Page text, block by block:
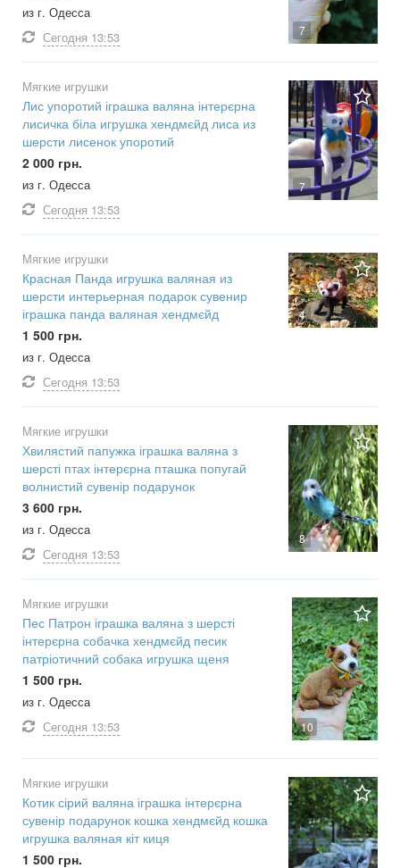
7
из г. Одесса
Сегодня 13:53
7
Мягкие игрушки
Лис упоротий іграшка валяна інтерєрна
лисичка біла игрушка хендмєйд лиса из
шерсти лисенок упоротий
2 000 грн.
из г. Одесса
Сегодня 13:53
4
Мягкие игрушки
Красная Панда игрушка валяная из
шерсти интерьерная подарок сувенир
іграшка панда валяная хендмєйд
1 500 грн.
из г. Одесса
Сегодня 13:53
8
Мягкие игрушки
Хвилястий папужка іграшка валяна з
шерсті птах інтерєрна пташка попугай
волнистий сувенір подарунок
3 600 грн.
из г. Одесса
Сегодня 13:53
10
Мягкие игрушки
Пес Патрон іграшка валяна з шерсті
інтерєрна собачка хендмєйд песик
патріотичний собака игрушка щеня
1 500 грн.
из г. Одесса
Сегодня 13:53
Мягкие игрушки
Котик сірий валяна іграшка інтерєрна
сувенір подарунок кошка хендмєйд кошка
игрушка валяная кіт киця
1 500 грн.